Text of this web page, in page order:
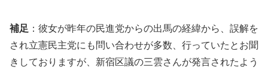
補足 ：彼女が昨年の民進党からの出馬の経緯から、誤解を
され立憲民主党にも問い合わせが多数、行っていたとお聞
きしておりますが、新宿区議の三雲さんが発言されたよう